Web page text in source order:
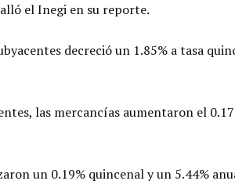
el Inegi en su reporte.
decreció un 1.85% a tasa
las mercancías aumentaron el
un 0.19% quincenal y un 5.44%